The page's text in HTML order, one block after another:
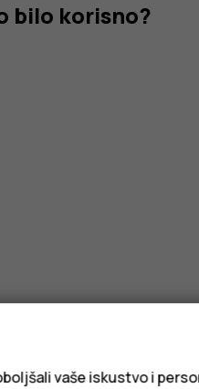
bilo korisno?
vaše iskustvo i